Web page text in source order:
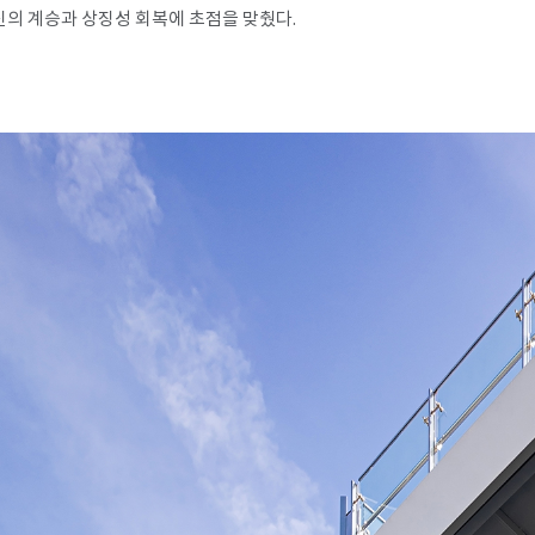
계승과 상징성 회복에 초점을 맞췄다.